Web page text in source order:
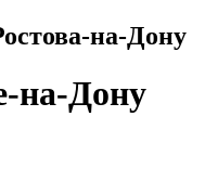
на-Дону
на-Дону